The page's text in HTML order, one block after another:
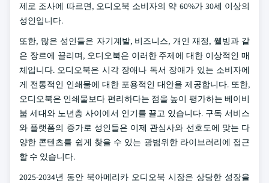
제로 조사에 따르면, 오디오북 소비자의 약 60%가 30세 이상의
성인입니다.
또한, 많은 성인들은 자기계발, 비즈니스, 개인 재정, 웰빙과 같
은 장르에 끌리며, 오디오북은 이러한 주제에 대한 이상적인 매
체입니다. 오디오북은 시각 장애나 독서 장애가 있는 소비자에
게 전통적인 인쇄물에 대한 포용적인 대안을 제공합니다. 또한,
오디오북은 인쇄물보다 편리하다는 점을 높이 평가하는 베이비
붐 세대와 노년층 사이에서 인기를 끌고 있습니다. 구독 서비스
와 플랫폼의 증가로 성인들은 이제 관심사와 선호도에 맞는 다
양한 콘텐츠를 쉽게 찾을 수 있는 광범위한 라이브러리에 접근
할 수 있습니다.
2025-2034년 동안 북아메리카 오디오북 시장은 상당한 성장을